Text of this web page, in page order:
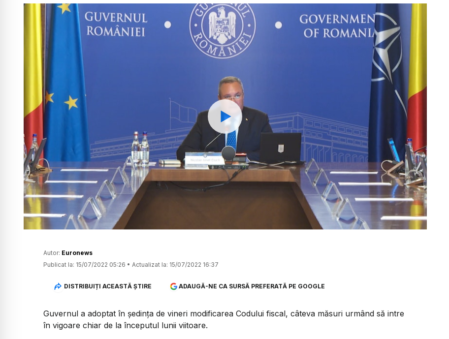
Watch
Autor: Euronews
Publicat la: 15/07/2022 05:26 • Actualizat la: 15/07/2022 16:37
DISTRIBUIȚI ACEASTĂ ȘTIRE ADAUGĂ-NE CA SURSĂ PREFERATĂ PE GOOGLE
Guvernul a adoptat în ședința de vineri modificarea Codului fiscal, câteva măsuri urmând să intre
în vigoare chiar de la începutul lunii viitoare.